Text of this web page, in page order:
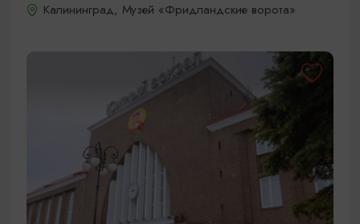
Калининград, Музей «Фридландские ворота»